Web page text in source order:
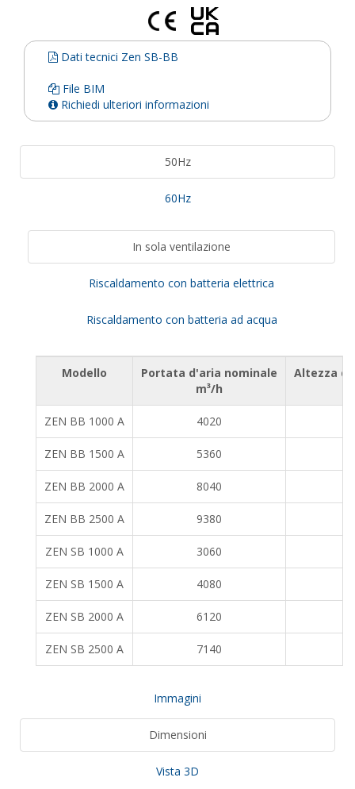
Dati tecnici Zen SB-BB
File BIM
Richiedi ulteriori informazioni
50Hz
60Hz
In sola ventilazione
Riscaldamento con batteria elettrica
Riscaldamento con batteria ad acqua
Modello
Portata d'aria nominale
m³/h
Altezza
ZEN BB 1000 A 4020
ZEN BB 1500 A 5360
ZEN BB 2000 A 8040
ZEN BB 2500 A 9380
ZEN SB 1000 A 3060
ZEN SB 1500 A 4080
ZEN SB 2000 A 6120
ZEN SB 2500 A 7140
Immagini
Dimensioni
Vista 3D